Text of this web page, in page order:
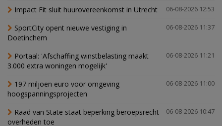
06-08-2026 12:53
Impact Fit sluit huurovereenkomst in Utrecht
06-08-2026 11:37
SportCity opent nieuwe vestiging in
Doetinchem
06-08-2026 11:21
Portaal: 'Afschaffing winstbelasting maakt
3.000 extra woningen mogelijk'
06-08-2026 11:00
197 miljoen euro voor omgeving
hoogspanningsprojecten
06-08-2026 10:47
Raad van State staat beperking beroepsrecht
overheden toe